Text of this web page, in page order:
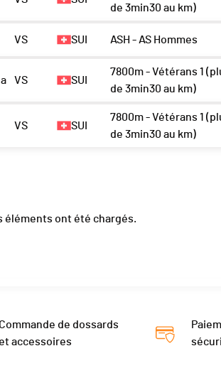
de 3min30 au km)
VS SUI ASH - AS Hommes
VS SUI
7800m - Vétérans 1
de 3min30 au km)
VS SUI
7800m - Vétérans 1
de 3min30 au km)
éléments ont été chargés.
Commande de dossards
et accessoires